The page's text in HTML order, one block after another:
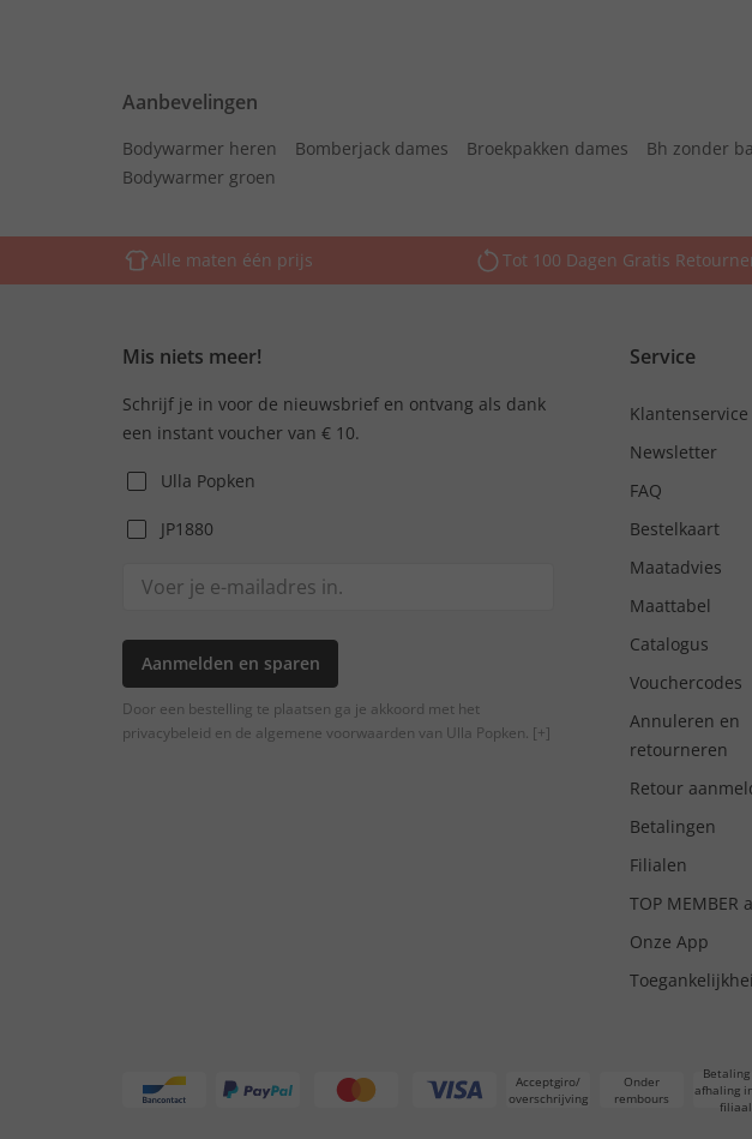
Aanbevelingen
Bodywarmer heren Bomberjack dames Broekpakken dames Bh zonder
Bodywarmer groen
Alle maten één prijs Tot 100 Dagen Gratis
Mis niets meer!
Schrijf je in voor de nieuwsbrief en ontvang als dank
een instant voucher van € 10.
Ulla Popken
JP1880
Aanmelden en sparen
Door een bestelling te plaatsen ga je akkoord met het
privacybeleid en de algemene voorwaarden van Ulla Popken. [+]
Service
Klantenservice
Newsletter
FAQ
Bestelkaart
Maatadvies
Maattabel
Catalogus
Vouchercodes
Annuleren en
retourneren
Retour
Betalingen
Filialen
TOP MEMBER
Onze App
Acceptgiro/
overschrijving
Onder
rembours
afhaling
filiaal